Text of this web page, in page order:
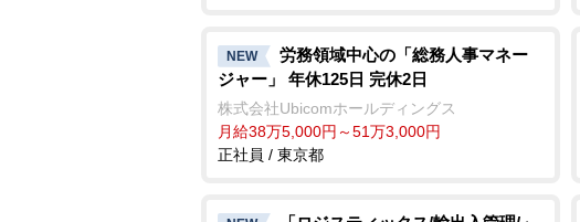
NEW
労務領域中心の「総務人事マネー
ジャー」 年休125日 完休2日
株式会社Ubicomホールディングス
月給38万5,000円～51万3,000円
正社員 / 東京都